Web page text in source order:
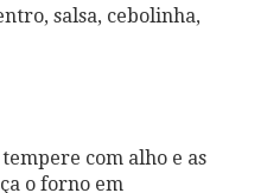
salsa, cebolinha,
com alho e as
o forno em